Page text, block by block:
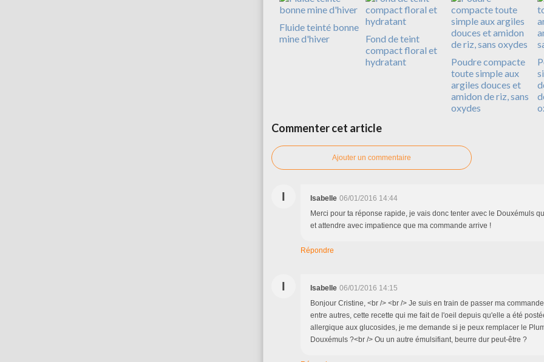
Fluide teinté bonne
mine d'hiver
Fond de teint
compact floral et
hydratant
Poudre compacte
toute simple aux
argiles douces et
amidon de riz, sans
oxydes
Commenter cet article
Ajouter un commentaire
I Isabelle 06/01/2016 14:44
Merci pour ta réponse rapide, je vais donc tenter avec le Douxémuls
et attendre avec impatience que ma commande arrive !
Répondre
I Isabelle 06/01/2016 14:15
Bonjour Cristine, <br /> <br /> Je suis en train de passer ma
entre autres, cette recette qui me fait de l'oeil depuis qu'elle a été
allergique aux glucosides, je me demande si je peux remplacer le
Douxémuls ?<br /> Ou un autre émulsifiant, beurre dur peut-être ?